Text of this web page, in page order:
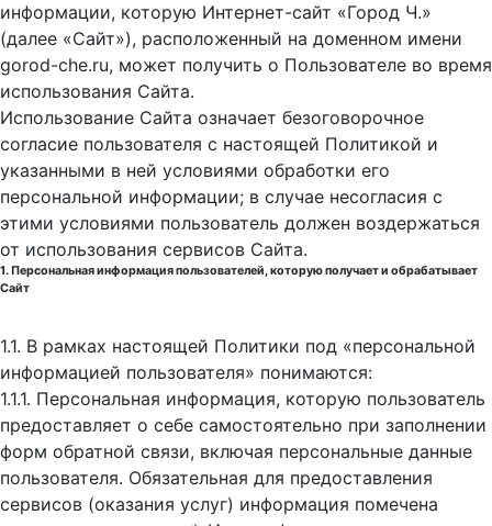
информации, которую Интернет-сайт «Город Ч.»
(далее «Сайт»), расположенный на доменном имени
gorod-che.ru, может получить о Пользователе во время
использования Cайта.
Использование Сайта означает безоговорочное
согласие пользователя с настоящей Политикой и
указанными в ней условиями обработки его
персональной информации; в случае несогласия с
этими условиями пользователь должен воздержаться
от использования сервисов Сайта.
1. Персональная информация пользователей, которую получает и обрабатывает
Сайт
1.1. В рамках настоящей Политики под «персональной
информацией пользователя» понимаются:
1.1.1. Персональная информация, которую пользователь
предоставляет о себе самостоятельно при заполнении
форм обратной связи, включая персональные данные
пользователя. Обязательная для предоставления
сервисов (оказания услуг) информация помечена